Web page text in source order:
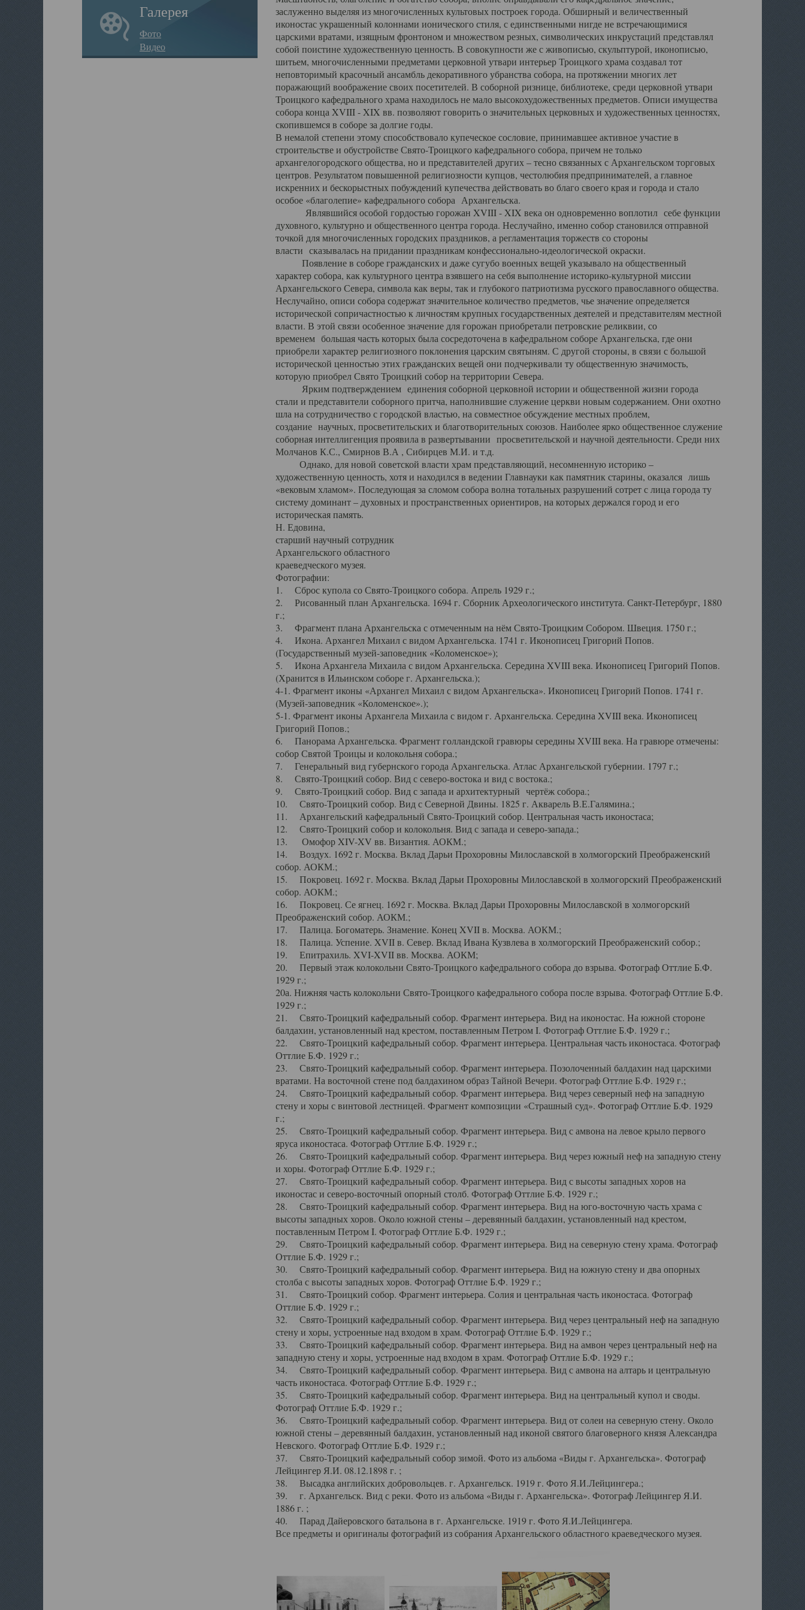
Галерея
Фото
Видео
заслуженно выделяя из многочисленных культовых построек города. Обширный и величественный
иконостас украшенный колоннами ионического стиля, с единственными нигде не встречающимися
царскими вратами, изящным фронтоном и множеством резных, символических инкрустаций представлял
собой поистине художественную ценность. В совокупности же с живописью, скульптурой, иконописью,
шитьем, многочисленными предметами церковной утвари интерьер Троицкого храма создавал тот
неповторимый красочный ансамбль декоративного убранства собора, на протяжении многих лет
поражающий воображение своих посетителей. В соборной ризнице, библиотеке, среди церковной утвари
Троицкого кафедрального храма находилось не мало высокохудожественных предметов. Описи имущества
собора конца XVIII - XIX вв. позволяют говорить о значительных церковных и художественных ценностях,
скопившемся в соборе за долгие годы.
В немалой степени этому способствовало купеческое сословие, принимавшее активное участие в
строительстве и обустройстве Свято-Троицкого кафедрального собора, причем не только
архангелогородского общества, но и представителей других – тесно связанных с Архангельском торговых
центров. Результатом повышенной религиозности купцов, честолюбия предпринимателей, а главное
искренних и бескорыстных побуждений купечества действовать во благо своего края и города и стало
особое «благолепие» кафедрального собора Архангельска.
Являвшийся особой гордостью горожан XVIII - XIX века он одновременно воплотил себе функции
духовного, культурно и общественного центра города. Неслучайно, именно собор становился отправной
точкой для многочисленных городских праздников, а регламентация торжеств со стороны
власти сказывалась на придании праздникам конфессионально-идеологической окраски.
Появление в соборе гражданских и даже сугубо военных вещей указывало на общественный
характер собора, как культурного центра взявшего на себя выполнение историко-культурной миссии
Архангельского Севера, символа как веры, так и глубокого патриотизма русского православного общества.
Неслучайно, описи собора содержат значительное количество предметов, чье значение определяется
исторической сопричастностью к личностям крупных государственных деятелей и представителям местной
власти. В этой связи особенное значение для горожан приобретали петровские реликвии, со
временем большая часть которых была сосредоточена в кафедральном соборе Архангельска, где они
приобрели характер религиозного поклонения царским святыням. С другой стороны, в связи с большой
исторической ценностью этих гражданских вещей они подчеркивали ту общественную значимость,
которую приобрел Свято Троицкий собор на территории Севера.
Ярким подтверждением единения соборной церковной истории и общественной жизни города
стали и представители соборного притча, наполнившие служение церкви новым содержанием. Они охотно
шла на сотрудничество с городской властью, на совместное обсуждение местных проблем,
создание научных, просветительских и благотворительных союзов. Наиболее ярко общественное служение
соборная интеллигенция проявила в развертывании просветительской и научной деятельности. Среди них
Молчанов К.С., Смирнов В.А , Сибирцев М.И. и т.д.
Однако, для новой советской власти храм представляющий, несомненную историко –
художественную ценность, хотя и находился в ведении Главнауки как памятник старины, оказался лишь
«вековым хламом». Последующая за сломом собора волна тотальных разрушений сотрет с лица города ту
систему доминант – духовных и пространственных ориентиров, на которых держался город и его
историческая память.
Н. Едовина,
старший научный сотрудник
Архангельского областного
краеведческого музея.
Фотографии:
1. Сброс купола со Свято-Троицкого собора. Апрель 1929 г.;
2. Рисованный план Архангельска. 1694 г. Сборник Археологического института. Санкт-Петербург, 1880
г.;
3. Фрагмент плана Архангельска с отмеченным на нём Свято-Троицким Собором. Швеция. 1750 г.;
4. Икона. Архангел Михаил с видом Архангельска. 1741 г. Иконописец Григорий Попов.
(Государственный музей-заповедник «Коломенское»);
5. Икона Архангела Михаила с видом Архангельска. Середина XVIII века. Иконописец Григорий Попов.
(Хранится в Ильинском соборе г. Архангельска.);
4-1. Фрагмент иконы «Архангел Михаил с видом Архангельска». Иконописец Григорий Попов. 1741 г.
(Музей-заповедник «Коломенское».);
5-1. Фрагмент иконы Архангела Михаила с видом г. Архангельска. Середина XVIII века. Иконописец
Григорий Попов.;
6. Панорама Архангельска. Фрагмент голландской гравюры середины XVIII века. На гравюре отмечены:
собор Святой Троицы и колокольня собора.;
7. Генеральный вид губернского города Архангельска. Атлас Архангельской губернии. 1797 г.;
8. Свято-Троицкий собор. Вид с северо-востока и вид с востока.;
9. Свято-Троицкий собор. Вид с запада и архитектурный чертёж собора.;
10. Свято-Троицкий собор. Вид с Северной Двины. 1825 г. Акварель В.Е.Галямина.;
11. Архангельский кафедральный Свято-Троицкий собор. Центральная часть иконостаса;
12. Свято-Троицкий собор и колокольня. Вид с запада и северо-запада.;
13. Омофор XIV-XV вв. Византия. АОКМ.;
14. Воздух. 1692 г. Москва. Вклад Дарьи Прохоровны Милославской в холмогорский Преображенский
собор. АОКМ.;
15. Покровец. 1692 г. Москва. Вклад Дарьи Прохоровны Милославской в холмогорский Преображенский
собор. АОКМ.;
16. Покровец. Се ягнец. 1692 г. Москва. Вклад Дарьи Прохоровны Милославской в холмогорский
Преображенский собор. АОКМ.;
17. Палица. Богоматерь. Знамение. Конец XVII в. Москва. АОКМ.;
18. Палица. Успение. XVII в. Север. Вклад Ивана Кузвлева в холмогорский Преображенский собор.;
19. Епитрахиль. XVI-XVII вв. Москва. АОКМ;
20. Первый этаж колокольни Свято-Троицкого кафедрального собора до взрыва. Фотограф Оттлие Б.Ф.
1929 г.;
20а. Нижняя часть колокольни Свято-Троицкого кафедрального собора после взрыва. Фотограф Оттлие Б.Ф.
1929 г.;
21. Свято-Троицкий кафедральный собор. Фрагмент интерьера. Вид на иконостас. На южной стороне
балдахин, установленный над крестом, поставленным Петром I. Фотограф Оттлие Б.Ф. 1929 г.;
22. Свято-Троицкий кафедральный собор. Фрагмент интерьера. Центральная часть иконостаса. Фотограф
Оттлие Б.Ф. 1929 г.;
23. Свято-Троицкий кафедральный собор. Фрагмент интерьера. Позолоченный балдахин над царскими
вратами. На восточной стене под балдахином образ Тайной Вечери. Фотограф Оттлие Б.Ф. 1929 г.;
24. Свято-Троицкий кафедральный собор. Фрагмент интерьера. Вид через северный неф на западную
стену и хоры с винтовой лестницей. Фрагмент композиции «Страшный суд». Фотограф Оттлие Б.Ф. 1929
г.;
25. Свято-Троицкий кафедральный собор. Фрагмент интерьера. Вид с амвона на левое крыло первого
яруса иконостаса. Фотограф Оттлие Б.Ф. 1929 г.;
26. Свято-Троицкий кафедральный собор. Фрагмент интерьера. Вид через южный неф на западную стену
и хоры. Фотограф Оттлие Б.Ф. 1929 г.;
27. Свято-Троицкий кафедральный собор. Фрагмент интерьера. Вид с высоты западных хоров на
иконостас и северо-восточный опорный столб. Фотограф Оттлие Б.Ф. 1929 г.;
28. Свято-Троицкий кафедральный собор. Фрагмент интерьера. Вид на юго-восточную часть храма с
высоты западных хоров. Около южной стены – деревянный балдахин, установленный над крестом,
поставленным Петром I. Фотограф Оттлие Б.Ф. 1929 г.;
29. Свято-Троицкий кафедральный собор. Фрагмент интерьера. Вид на северную стену храма. Фотограф
Оттлие Б.Ф. 1929 г.;
30. Свято-Троицкий кафедральный собор. Фрагмент интерьера. Вид на южную стену и два опорных
столба с высоты западных хоров. Фотограф Оттлие Б.Ф. 1929 г.;
31. Свято-Троицкий собор. Фрагмент интерьера. Солия и центральная часть иконостаса. Фотограф
Оттлие Б.Ф. 1929 г.;
32. Свято-Троицкий кафедральный собор. Фрагмент интерьера. Вид через центральный неф на западную
стену и хоры, устроенные над входом в храм. Фотограф Оттлие Б.Ф. 1929 г.;
33. Свято-Троицкий кафедральный собор. Фрагмент интерьера. Вид на амвон через центральный неф на
западную стену и хоры, устроенные над входом в храм. Фотограф Оттлие Б.Ф. 1929 г.;
34. Свято-Троицкий кафедральный собор. Фрагмент интерьера. Вид с амвона на алтарь и центральную
часть иконостаса. Фотограф Оттлие Б.Ф. 1929 г.;
35. Свято-Троицкий кафедральный собор. Фрагмент интерьера. Вид на центральный купол и своды.
Фотограф Оттлие Б.Ф. 1929 г.;
36. Свято-Троицкий кафедральный собор. Фрагмент интерьера. Вид от солеи на северную стену. Около
южной стены – деревянный балдахин, установленный над иконой святого благоверного князя Александра
Невского. Фотограф Оттлие Б.Ф. 1929 г.;
37. Свято-Троицкий кафедральный собор зимой. Фото из альбома «Виды г. Архангельска». Фотограф
Лейцингер Я.И. 08.12.1898 г. ;
38. Высадка английских добровольцев. г. Архангельск. 1919 г. Фото Я.И.Лейцингера.;
39. г. Архангельск. Вид с реки. Фото из альбома «Виды г. Архангельска». Фотограф Лейцингер Я.И.
1886 г. ;
40. Парад Дайеровского батальона в г. Архангельске. 1919 г. Фото Я.И.Лейцингера.
Все предметы и оригиналы фотографий из собрания Архангельского областного краеведческого музея.